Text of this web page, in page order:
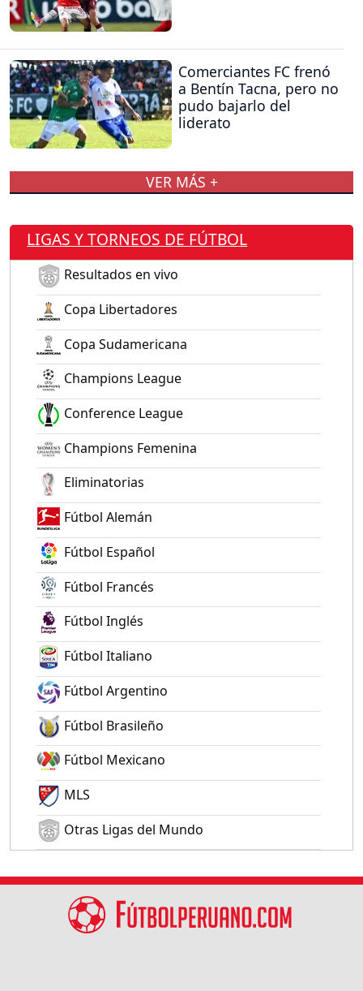
Comerciantes FC frenó
a Bentín Tacna, pero no
pudo bajarlo del
liderato
VER MÁS +
LIGAS Y TORNEOS DE FÚTBOL
Resultados en vivo
Copa Libertadores
Copa Sudamericana
Champions League
Conference League
Champions Femenina
Eliminatorias
Fútbol Alemán
Fútbol Español
Fútbol Francés
Fútbol Inglés
Fútbol Italiano
Fútbol Argentino
Fútbol Brasileño
Fútbol Mexicano
MLS
Otras Ligas del Mundo